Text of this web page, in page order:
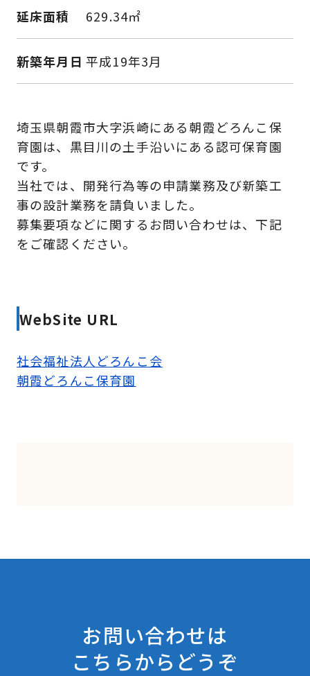
延床面積 629.34㎡
新築年月日 平成19年3月
埼玉県朝霞市大字浜崎にある朝霞どろんこ保
育園は、黒目川の土手沿いにある認可保育園
です。
当社では、開発行為等の申請業務及び新築工
事の設計業務を請負いました。
募集要項などに関するお問い合わせは、下記
をご確認ください。
WebSite URL
社会福祉法人どろんこ会
朝霞どろんこ保育園
お問い合わせは
こちらからどうぞ